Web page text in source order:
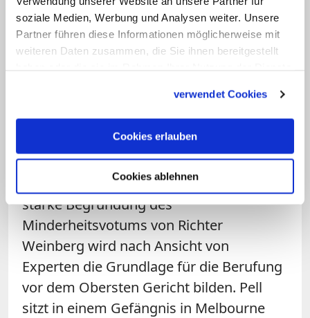
soziale Medien, Werbung und Analysen weiter. Unsere
Partner führen diese Informationen möglicherweise mit
weiteren Daten zusammen, die Sie ihnen bereitgestellt
verwendet Cookies
Cookies erlauben
Cookies ablehnen
Im Revisionsverfahren Ende August
sahen die beiden Richter Anne Ferguson
und Chris Maxwell die Schuld des
Richter Mark Weinberg dagegen kam zu
dem Schluss, diePellzur Last gelegten
Taten seien nicht hinreichend bewiesen;
der Kardinal müsse umgehend
freigelassen werden. Die gut 200 Seiten
starke Begründung des
Minderheitsvotums von Richter
Weinberg wird nach Ansicht von
Experten die Grundlage für die Berufung
vor dem Obersten Gericht bilden. Pell
sitzt in einem Gefängnis in Melbourne